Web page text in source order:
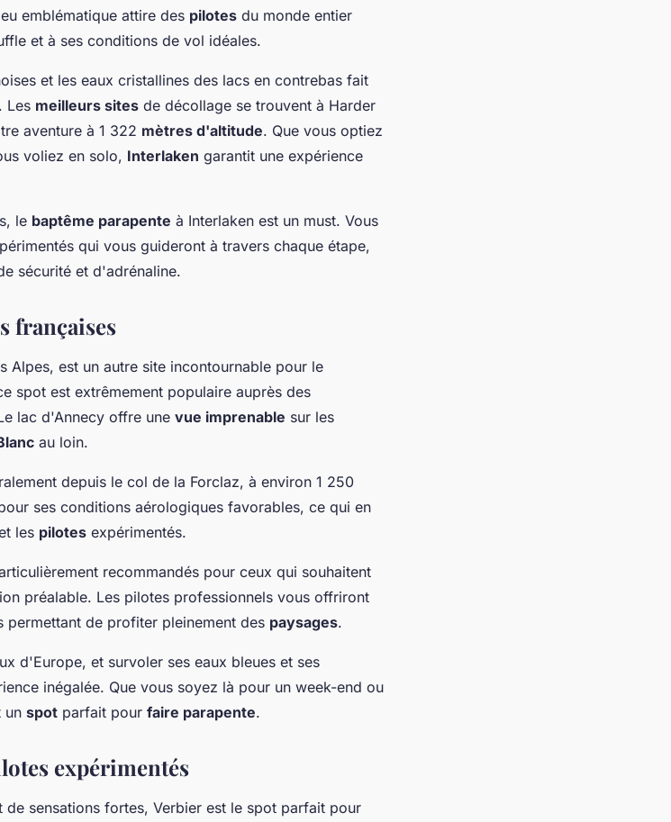
emblématique attire des pilotes du monde entier
et à ses conditions de vol idéales.
et les eaux cristallines des lacs en contrebas fait
Les meilleurs sites de décollage se trouvent à Harder
aventure à 1 322 mètres d'altitude. Que vous optiez
voliez en solo, Interlaken garantit une expérience
le baptême parapente à Interlaken est un must. Vous
qui vous guideront à travers chaque étape,
sécurité et d'adrénaline.
françaises
Alpes, est un autre site incontournable pour le
spot est extrêmement populaire auprès des
lac d'Annecy offre une vue imprenable sur les
au loin.
depuis le col de la Forclaz, à environ 1 250
ses conditions aérologiques favorables, ce qui en
les pilotes expérimentés.
recommandés pour ceux qui souhaitent
préalable. Les pilotes professionnels vous offriront
permettant de profiter pleinement des paysages.
d'Europe, et survoler ses eaux bleues et ses
inégalée. Que vous soyez là pour un week-end ou
un spot parfait pour faire parapente.
expérimentés
sensations fortes, Verbier est le spot parfait pour